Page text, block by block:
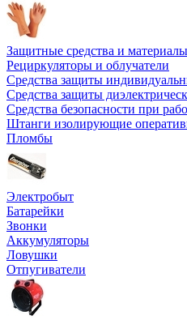
Защитные средства и материалы
Рециркуляторы и облучатели
Средства защиты
Средства защиты
Средства безопасности при
Штанги изолирующие
Пломбы
Электробыт
Батарейки
Звонки
Аккумуляторы
Ловушки
Отпугиватели